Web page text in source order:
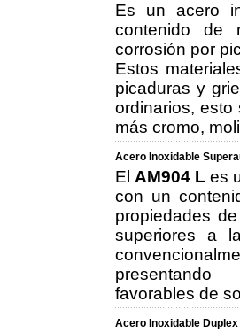
Es un acero
contenido de
corrosión por
Estos
picaduras y
ordinarios,
más cromo,
Acero Inoxidable
El AM904 L es
con un
propiedades
superiores a
presentando
favorables de
Acero Inoxidable Duplex